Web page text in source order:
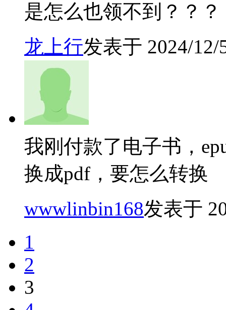
是怎么也领不到？？
龙上行发表于 2024/12/
我刚付款了电子书，
换成pdf，要怎么转换
wwwlinbin168发表于
1
2
3